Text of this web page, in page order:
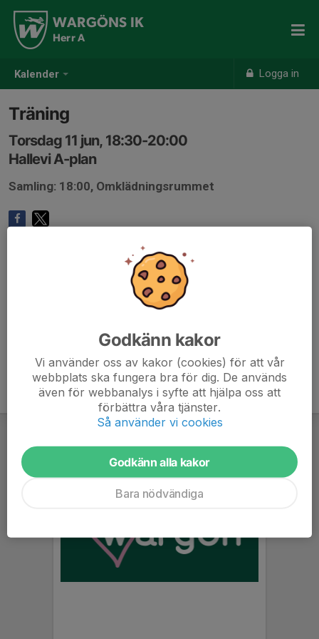
Kalender Logga in
WARGÖNS IK
Herr A
Träning
Torsdag 11 jun, 18:30-20:00
Hallevi A-plan
Samling: 18:00, Omklädningsrummet
Godkänn kakor
Vi använder oss av kakor (cookies) för att vår
webbplats ska fungera bra för dig. De används
även för webbanalys i syfte att hjälpa oss att
förbättra våra tjänster.
Så använder vi cookies
Godkänn alla kakor
Bara nödvändiga